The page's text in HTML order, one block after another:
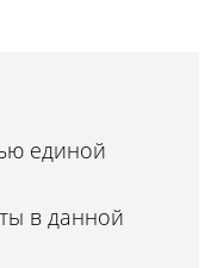
единой
в данной